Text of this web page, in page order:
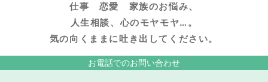
仕事 恋愛 家族のお悩み、
人生相談、心のモヤモヤ…。
気の向くままに吐き出してください。
お電話でのお問い合わせ